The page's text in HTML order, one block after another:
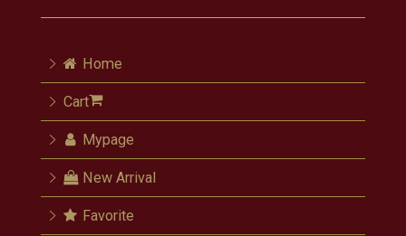
Home
Cart
Mypage
New Arrival
Favorite